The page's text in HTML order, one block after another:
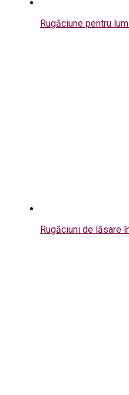
Rugăciune pentru
Rugăciuni de lăsare